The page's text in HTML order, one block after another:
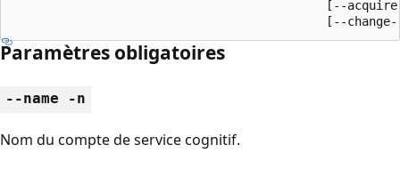
[--
[--
Paramètres obligatoires
--name -n
Nom du compte de service cognitif.